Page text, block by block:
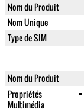
Nom du Produit
Nom Unique
Type de SIM
Nom du Produit
Propriétés
Multimédia